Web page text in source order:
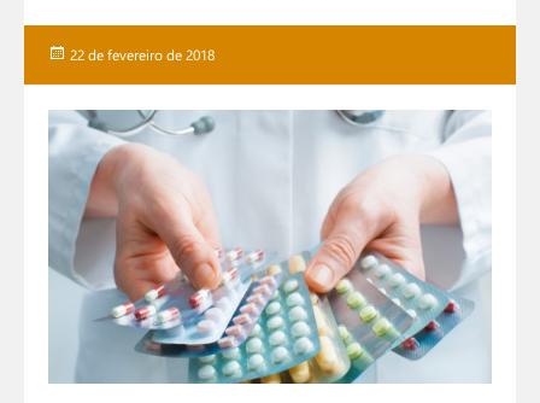
Publicado
22 de fevereiro de 2018